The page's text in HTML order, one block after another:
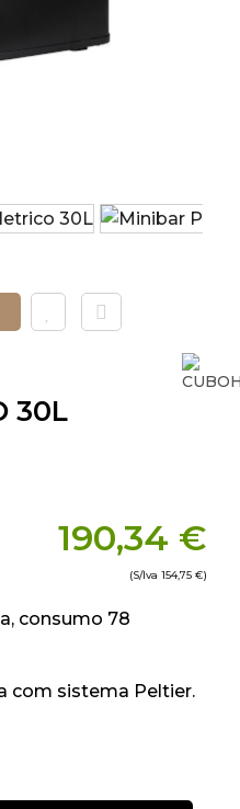
30L
190,34 €
(S/Iva 154,75 €)
consumo 78
com sistema Peltier.